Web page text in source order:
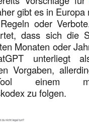
gibt es in Europa
oder
dass sich die
Monaten oder
unterliegt
Vorgaben,
einem
zu folgen.